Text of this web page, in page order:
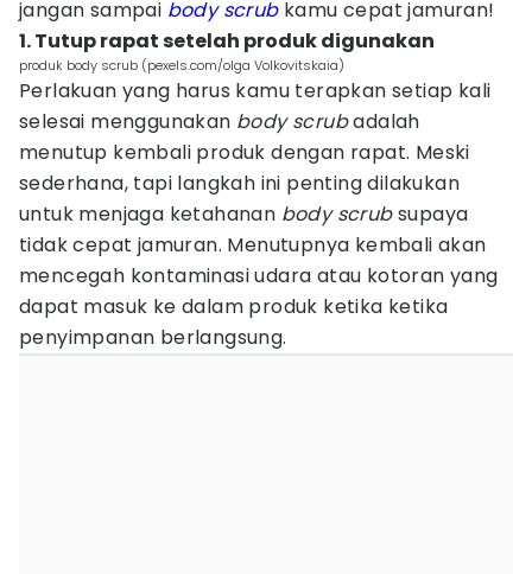
jangan sampai body scrubkamu cepat jamuran!
1. Tutup rapat setelah produk digunakan
produk body scrub (pexels.com/olga Volkovitskaia)
Perlakuan yang harus kamu terapkan setiap kali
selesai menggunakan body scrubadalah
menutup kembali produk dengan rapat. Meski
sederhana, tapi langkah ini penting dilakukan
untuk menjaga ketahanan body scrubsupaya
tidak cepat jamuran. Menutupnya kembali akan
mencegah kontaminasi udara atau kotoran yang
dapat masuk ke dalam produk ketika ketika
penyimpanan berlangsung.